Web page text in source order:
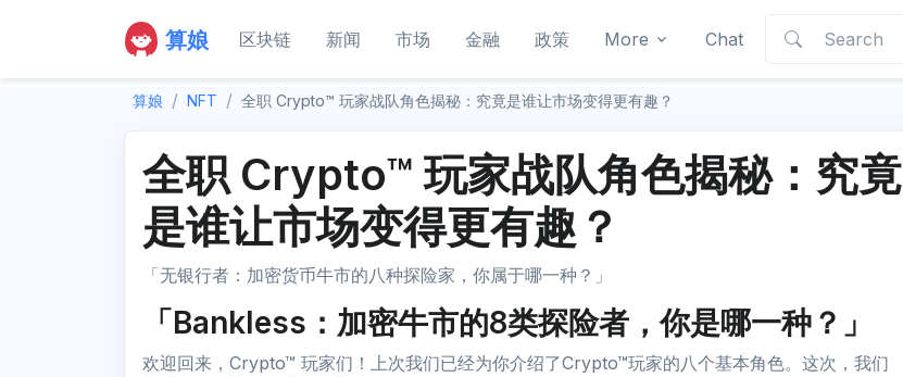
算娘 区块链 新闻 市场 金融 政策 More Chat
算娘 NFT 全职 Crypto™ 玩家战队角色揭秘：究竟是谁让市场变得更有趣？
全职 Crypto™ 玩家战队角色揭秘：究竟
是谁让市场变得更有趣？
「无银行者：加密货币牛市的八种探险家，你属于哪一种？」
「Bankless：加密牛市的8类探险者，你是哪一种？」
欢迎回来，Crypto™ 玩家们！上次我们已经为你介绍了Crypto™玩家的八个基本角色。这次，我们